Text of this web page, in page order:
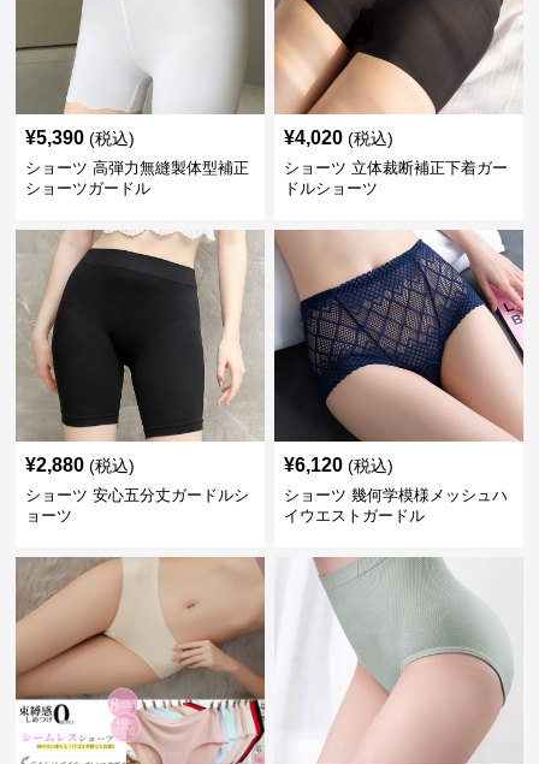
¥5,390 (税込)
ショーツ 高弾力無縫製体型補正
ショーツガードル
¥4,020 (税込)
ショーツ 立体裁断補正下着ガー
ドルショーツ
¥2,880 (税込)
ショーツ 安心五分丈ガードルシ
ョーツ
¥6,120 (税込)
ショーツ 幾何学模様メッシュハ
イウエストガードル